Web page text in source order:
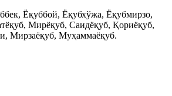
Ёқуббой, Ёқубхўжа, Ёқубмирзо,
Мирёқуб, Саидёқуб, Қориёқуб,
Мирзаёқуб, Муҳаммаёқуб.